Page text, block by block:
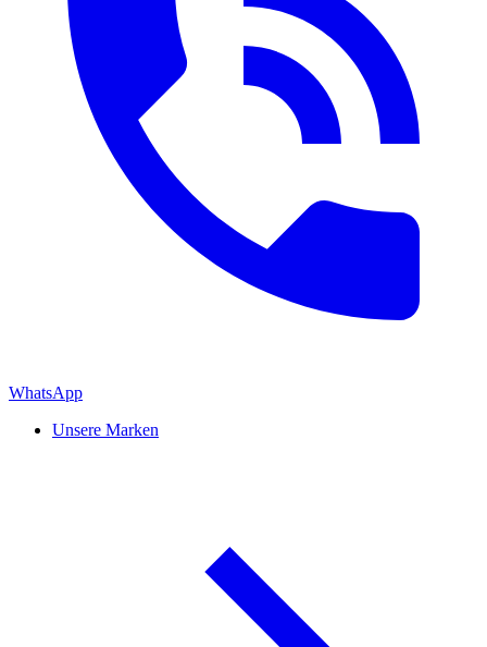
WhatsApp
Unsere Marken